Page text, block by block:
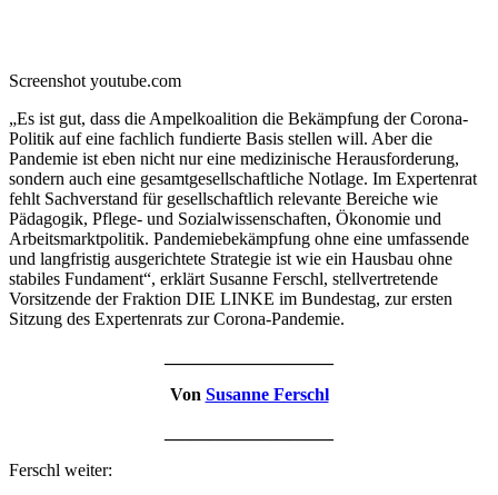
Screenshot youtube.com
„Es ist gut, dass die Ampelkoalition die Bekämpfung der Corona-
Politik auf eine fachlich fundierte Basis stellen will. Aber die
Pandemie ist eben nicht nur eine medizinische Herausforderung,
sondern auch eine gesamtgesellschaftliche Notlage. Im Expertenrat
fehlt Sachverstand für gesellschaftlich relevante Bereiche wie
Pädagogik, Pflege- und Sozialwissenschaften, Ökonomie und
Arbeitsmarktpolitik. Pandemiebekämpfung ohne eine umfassende
und langfristig ausgerichtete Strategie ist wie ein Hausbau ohne
stabiles Fundament“, erklärt Susanne Ferschl, stellvertretende
Vorsitzende der Fraktion DIE LINKE im Bundestag, zur ersten
Sitzung des Expertenrats zur Corona-Pandemie.
Von Susanne Ferschl
Ferschl weiter: